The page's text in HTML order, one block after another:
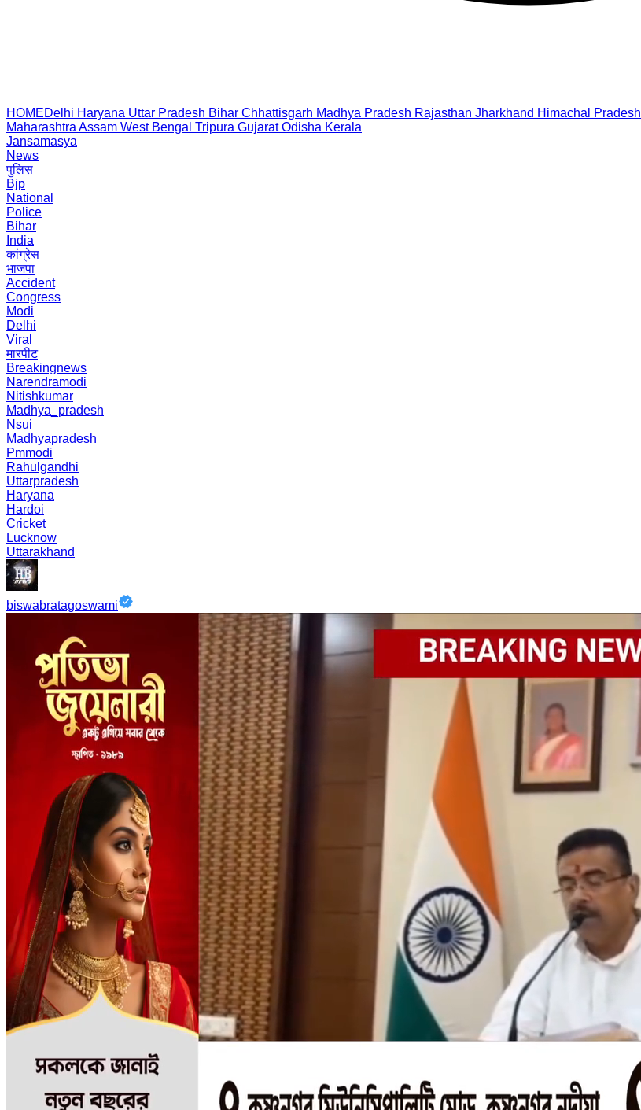
HOMEDelhi Haryana Uttar Pradesh Bihar Chhattisgarh Madhya Pradesh Rajasthan Jharkhand Himachal Pradesh
Maharashtra Assam West Bengal Tripura Gujarat Odisha Kerala
Jansamasya
News
पुलिस
Bjp
National
Police
Bihar
India
कांग्रेस
भाजपा
Accident
Congress
Modi
Delhi
Viral
मारपीट
Breakingnews
Narendramodi
Nitishkumar
Madhya_pradesh
Nsui
Madhyapradesh
Pmmodi
Rahulgandhi
Uttarpradesh
Haryana
Hardoi
Cricket
Lucknow
Uttarakhand
biswabratagoswami